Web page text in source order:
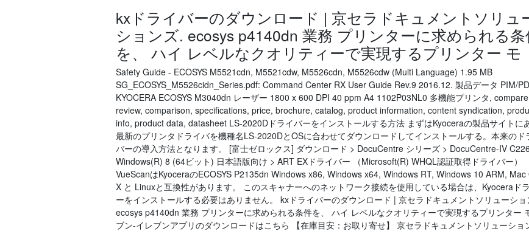
kxドライバーのダウンロード | 京セラドキュメントソリュ
ションズ. ecosys p4140dn 業務 プリンターに求められる条
を、 ハイ レベルなクオリティーで実現するプリンター モ
Safety Guide - ECOSYS M5521cdn, M5521cdw, M5526cdn, M5526cdw (Multi Language) 1.95 MB
SG_ECOSYS_M5526cidn_Series.pdf: Command Center RX User Guide Rev.9 2016.12. 製品データ PIM/
KYOCERA ECOSYS M3040dn レーザー 1800 x 600 DPI 40 ppm A4 1102P03NL0 多機能プリンタ,
review, comparison, specifications, price, brochure, catalog, product information, content syndication,
info, product data, datasheet LS-2020Dドライバーをインストールする方法 まずはKyoceraの製品サイトに
最新のプリンタドライバを機種名LS-2020DとOSに合わせてダウンロードしてインストールする。本来のド
バーの導入方法となります。 [富士ゼロックス] ダウンロード > DocuCentre シリーズ > DocuCentre-IV
Windows(R) 8 (64ビット) 日本語版向け > ART EXドライバー （Microsoft(R) WHQL認証取得ドライバー）
VueScanはKyoceraのECOSYS P2135dn Windows x86, Windows x64, Windows RT, Windows 10 ARM, Mac
X と Linuxと互換性があります。 このスキャナーへのネットワーク接続を使用している場合は、Kyoceraド
ーをインストールする必要はありません。 kxドライバーのダウンロード | 京セラドキュメントソリューショ
ecosys p4140dn 業務 プリンターに求められる条件を、 ハイ レベルなクオリティーで実現するプリンター
ブン-イレブンアプリのダウンロードはこちら 【在庫目安：お取り寄せ】 京セラドキュメントソリューショ